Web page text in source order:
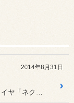
2014年8月31日